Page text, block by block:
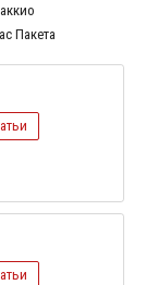
Пакета